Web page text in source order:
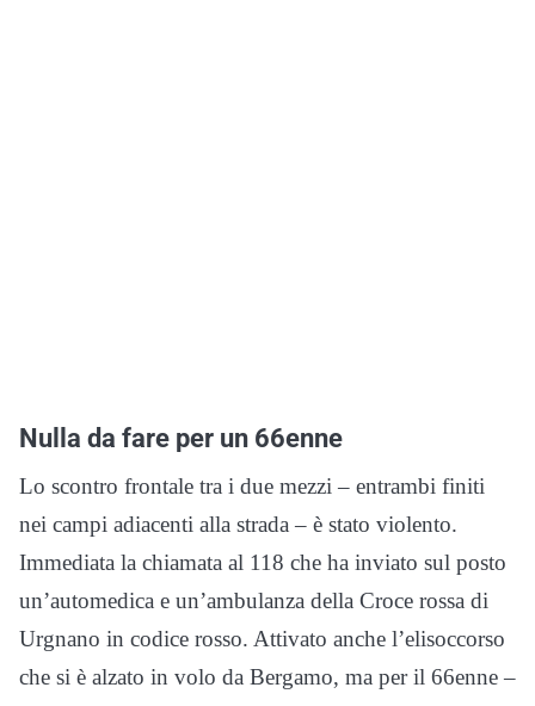
Nulla da fare per un 66enne
Lo scontro frontale tra i due mezzi – entrambi finiti
nei campi adiacenti alla strada – è stato violento.
Immediata la chiamata al 118 che ha inviato sul posto
un’automedica e un’ambulanza della Croce rossa di
Urgnano in codice rosso. Attivato anche l’elisoccorso
che si è alzato in volo da Bergamo, ma per il 66enne –